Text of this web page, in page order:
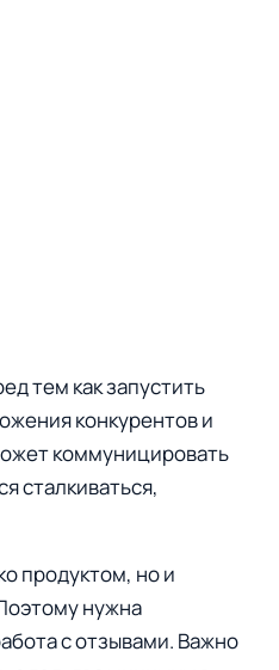
тем как запустить
конкурентов и
коммуницировать
сталкиваться,
продуктом, но и
нужна
с отзывами. Важно